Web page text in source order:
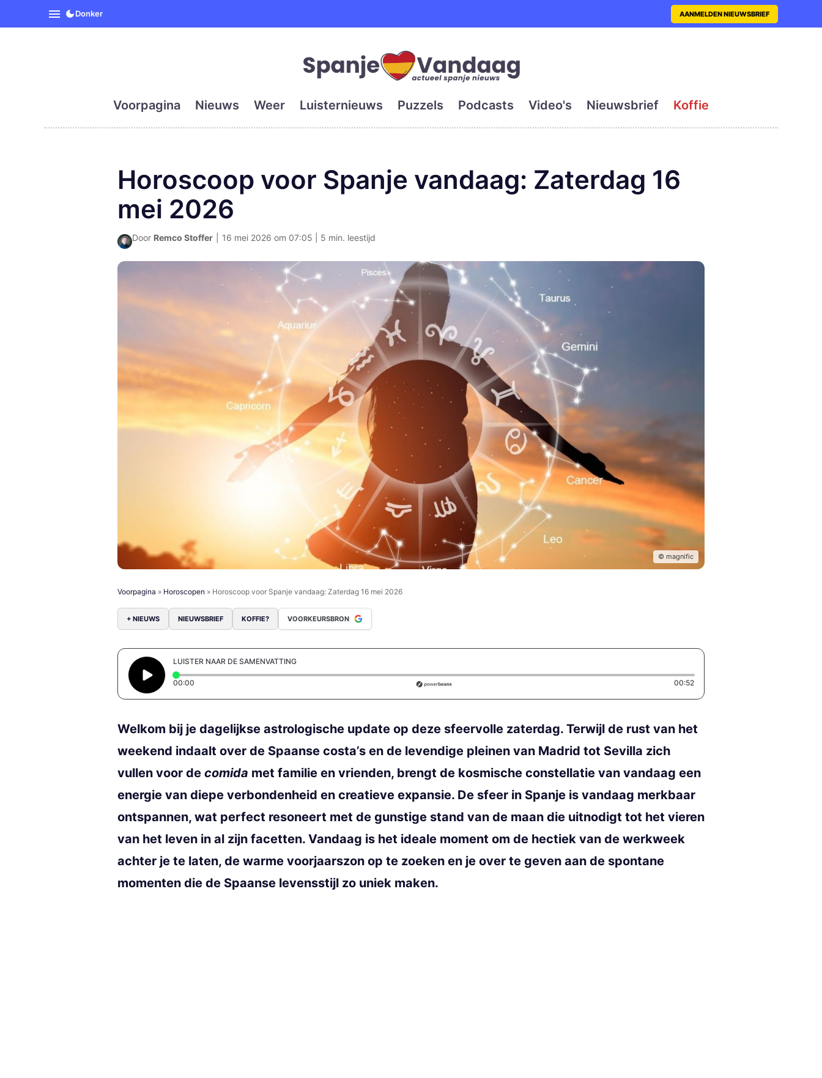
SpanjeVandaag is de eerste en grootste digitale krant met actueel en
Donker AANMELDEN NIEUWSBRIEF
Voorpagina Nieuws Weer Luisternieuws Puzzels Podcasts Video's Nieuwsbrief Koffie
Horoscoop voor Spanje vandaag: Zaterdag 16
mei 2026
Door Remco Stoffer 16 mei 2026 om 07:05 | 5 min. leestijd
© magnific
Voorpagina » Horoscopen » Horoscoop voor Spanje vandaag: Zaterdag 16 mei 2026
+ NIEUWS NIEUWSBRIEF KOFFIE? VOORKEURSBRON
LUISTER NAAR DE SAMENVATTING
00:00 00:52Duration: 52 seconds
Welkom bij je dagelijkse astrologische update op deze sfeervolle zaterdag. Terwijl de rust van het
weekend indaalt over de Spaanse costa’s en de levendige pleinen van Madrid tot Sevilla zich
vullen voor de comida met familie en vrienden, brengt de kosmische constellatie van vandaag een
energie van diepe verbondenheid en creatieve expansie. De sfeer in Spanje is vandaag merkbaar
ontspannen, wat perfect resoneert met de gunstige stand van de maan die uitnodigt tot het vieren
van het leven in al zijn facetten. Vandaag is het ideale moment om de hectiek van de werkweek
achter je te laten, de warme voorjaarszon op te zoeken en je over te geven aan de spontane
momenten die de Spaanse levensstijl zo uniek maken.